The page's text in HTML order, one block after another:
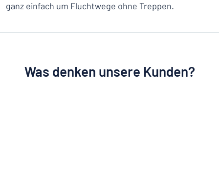
ganz einfach um Fluchtwege ohne Treppen.
Was denken unsere Kunden?